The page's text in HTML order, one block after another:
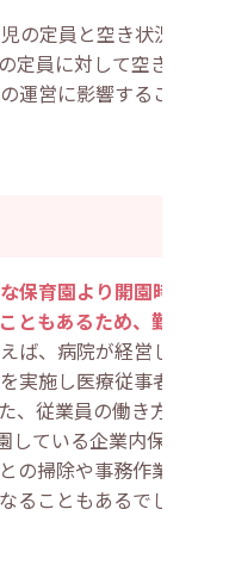
の定員と空き状況が
員に対して空きの数
運営に影響することも
保育園より開園時間が
ともあるため、勤務条
ば、病院が経営してい
実施し医療従事者の子
、従業員の働き方に合
ている企業内保育所
の掃除や事務作業など
ることもあるでしょ